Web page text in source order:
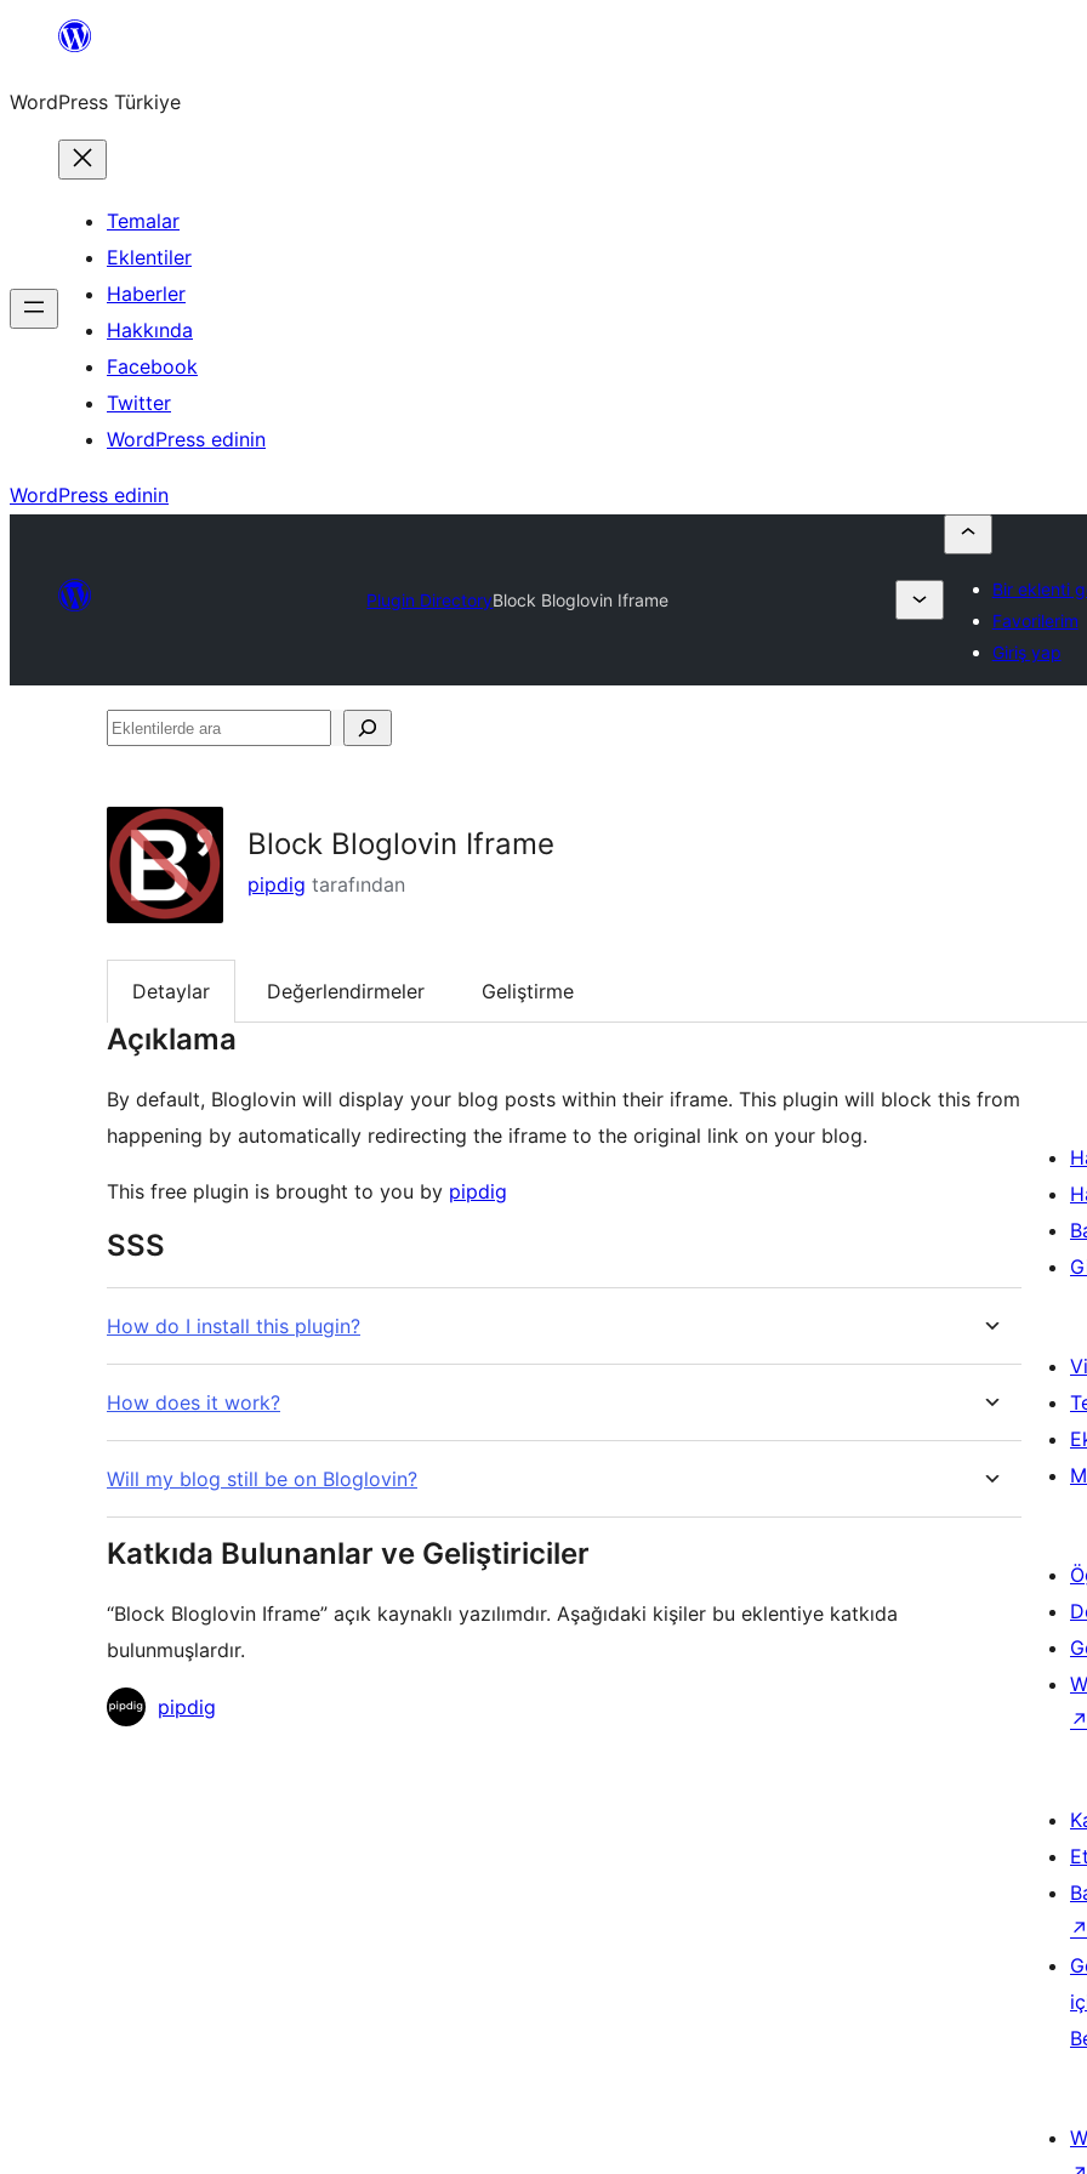
İçeriğe
WordPress Türkiye
Temalar
Eklentiler
Haberler
Hakkında
Facebook
Twitter
WordPress edinin
WordPress edinin
Plugin DirectoryBlock Bloglovin Iframe
Bir eklenti
Favorilerim
Giriş yap
Eklentilerde
Block Bloglovin Iframe
pipdig tarafından
Detaylar Değerlendirmeler Geliştirme
Açıklama
By default, Bloglovin will display your blog posts within their iframe. This plugin will block this from
happening by automatically redirecting the iframe to the original link on your blog.
This free plugin is brought to you by pipdig
SSS
How do I install this plugin?
How does it work?
Will my blog still be on Bloglovin?
Katkıda Bulunanlar ve Geliştiriciler
“Block Bloglovin Iframe” açık kaynaklı yazılımdır. Aşağıdaki kişiler bu eklentiye katkıda
bulunmuşlardır.
Katkıdapipdig
↗
↗